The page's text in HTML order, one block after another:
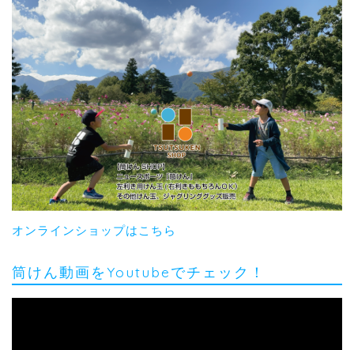
オンラインショップはこちら
筒けん動画をYoutubeでチェック！